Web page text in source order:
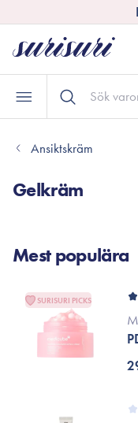
Ansiktskräm
Gelkräm
Mest populära
SURISURI PICKS